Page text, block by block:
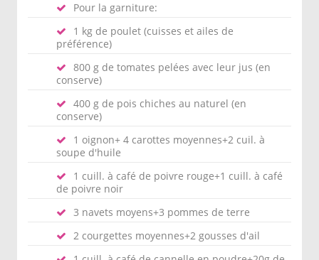
Pour la garniture:
1 kg de poulet (cuisses et ailes de
préférence)
800 g de tomates pelées avec leur jus (en
conserve)
400 g de pois chiches au naturel (en
conserve)
1 oignon+ 4 carottes moyennes+2 cuil. à
soupe d'huile
1 cuill. à café de poivre rouge+1 cuill. à café
de poivre noir
3 navets moyens+3 pommes de terre
2 courgettes moyennes+2 gousses d'ail